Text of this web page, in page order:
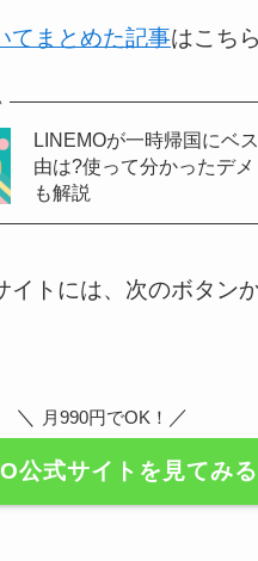
てまとめた記事はこちら
LINEMOが一時帰国にベ
由は?使って分かったデメ
も解説
イトには、次のボタン
＼ 月990円でOK！ ／
公式サイトを見てみる